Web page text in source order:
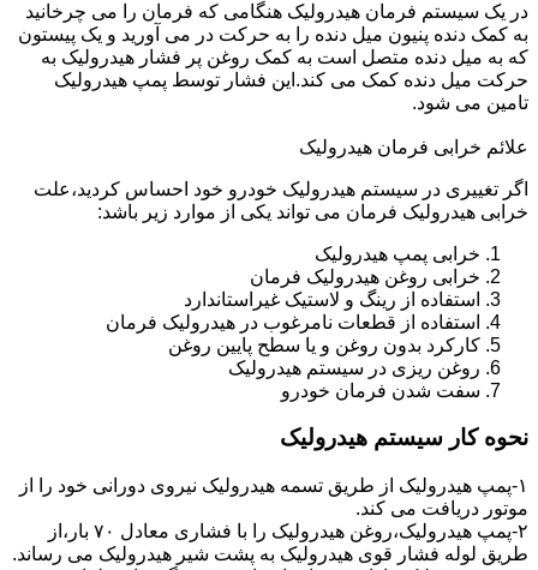
در یک سیستم فرمان هیدرولیک هنگامی که فرمان را می چرخانید
به کمک دنده پنیون میل دنده را به حرکت در می آورید و یک پیستون
که به میل دنده متصل است به کمک روغن پر فشار هیدرولیک به
حرکت میل دنده کمک می کند.این فشار توسط پمپ هیدرولیک
تامین می شود.
علائم خرابی فرمان هیدرولیک
اگر تغییری در سیستم هیدرولیک خودرو خود احساس کردید،علت
خرابی هیدرولیک فرمان می تواند یکی از موارد زیر باشد:
خرابی پمپ هیدرولیک
خرابی روغن هیدرولیک فرمان
استفاده از رینگ و لاستیک غیراستاندارد
استفاده از قطعات نامرغوب در هیدرولیک فرمان
کارکرد بدون روغن و یا سطح پایین روغن
روغن ریزی در سیستم هیدرولیک
سفت شدن فرمان خودرو
نحوه کار سیستم هیدرولیک
۱-پمپ هیدرولیک از طریق تسمه هیدرولیک نیروی دورانی خود را از
موتور دریافت می کند.
۲-پمپ هیدرولیک،روغن هیدرولیک را با فشاری معادل ۷۰ بار،از
طریق لوله فشار قوی هیدرولیک به پشت شیر هیدرولیک می رساند.